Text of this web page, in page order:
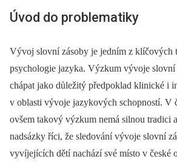
Úvod do problematiky
Vývoj slovní zásoby je jedním z klíčových
psychologie jazyka. Výzkum vývoje slovní
chápat jako důležitý předpoklad klinické i
v oblasti vývoje jazykových schopností. V
ovšem takový výzkum nemá silnou tradici
nadsázky říci, že sledování vývoje slovní
vyvíjejících dětí nachází své místo v české